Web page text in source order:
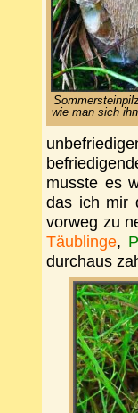
wie man sich
musste es
das ich mir
vorweg zu
Täublinge,
durchaus